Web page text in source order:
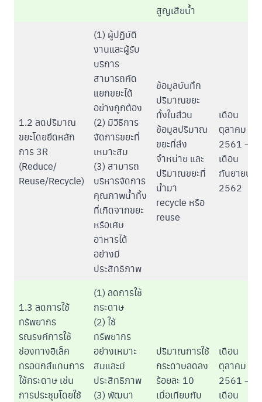
สูญเสียน้ำ
1.2 ลดปริมาณ
ขยะโดยยึดหลัก
การ 3R
(Reduce/
Reuse/Recycle)
(1) ผู้ปฏิบัติ
งานและผู้รับ
บริการ
สามารถคัด
แยกขยะได้
อย่างถูกต้อง
(2) มีวิธีการ
จัดการขยะที่
เหมาะสม
(3) สามารถ
บริหารจัดการ
คุณภาพน้ำทิ้ง
ที่เกิดจากขยะ
หรือเศษ
อาหารได้
อย่างมี
ประสิทธิภาพ
ข้อมูลบันทึก
ปริมาณขยะ
ทั้งในส่วน
ข้อมูลปริมาณ
ขยะที่ส่ง
จำหน่าย และ
ปริมาณขยะที่
นำมา
recycle หรือ
reuse
เดือน
ตุลาคม
2561 –
เดือน
กันยายน
2562
1.3 ลดการใช้
ทรัพยากร
รณรงค์การใช้
ช่องทางอิเล็ค
ทรอนิกส์แทนการ
ใช้กระดาษ เช่น
การประชุมโดยใช้
(1) ลดการใช้
กระดาษ
(2) ใช้
ทรัพยากร
อย่างเหมาะ
สมและมี
ประสิทธิภาพ
(3) พัฒนา
ปริมาณการใช้
กระดาษลดลง
ร้อยละ 10
เมื่อเทียบกับ
เดือน
ตุลาคม
2561 –
เดือน